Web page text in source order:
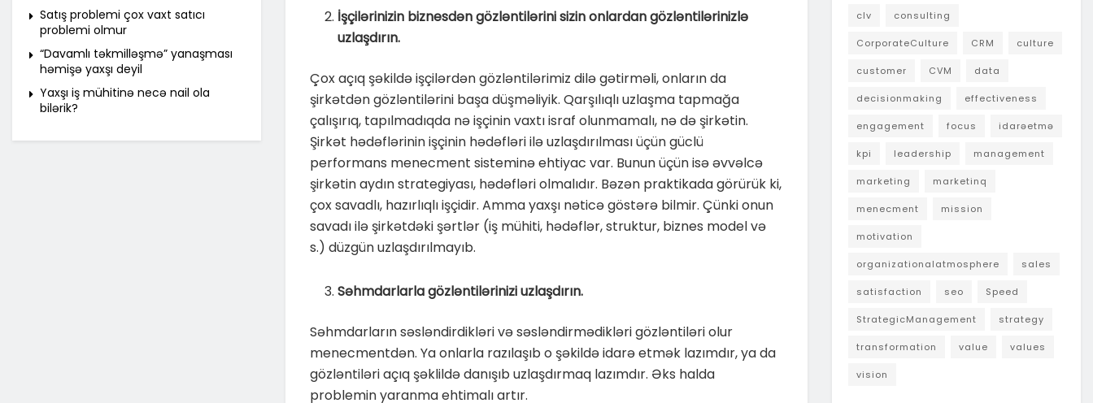
İşçilərinizin biznesdən gözləntilərini sizin onlardan gözləntilərinizlə
uzlaşdırın.
Çox açıq şəkildə işçilərdən gözləntilərimiz dilə gətirməli, onların da
şirkətdən gözləntilərini başa düşməliyik. Qarşılıqlı uzlaşma tapmağa
çalışırıq, tapılmadıqda nə işçinin vaxtı israf olunmamalı, nə də şirkətin.
Şirkət hədəflərinin işçinin hədəfləri ilə uzlaşdırılması üçün güclü
performans menecment sisteminə ehtiyac var. Bunun üçün isə əvvəlcə
şirkətin aydın strategiyası, hədəfləri olmalıdır. Bəzən praktikada görürük ki,
çox savadlı, hazırlıqlı işçidir. Amma yaxşı nəticə göstərə bilmir. Çünki onun
savadı ilə şirkətdəki şərtlər (iş mühiti, hədəflər, struktur, biznes model və
s.) düzgün uzlaşdırılmayıb.
Səhmdarlarla gözləntilərinizi uzlaşdırın.
Səhmdarların səsləndirdikləri və səsləndirmədikləri gözləntiləri olur
menecmentdən. Ya onlarla razılaşıb o şəkildə idarə etmək lazımdır, ya da
gözləntiləri açıq şəklildə danışıb uzlaşdırmaq lazımdır. Əks halda
problemin yaranma ehtimalı artır.
Satış problemi çox vaxt satıcı
problemi olmur
“Davamlı təkmilləşmə” yanaşması
həmişə yaxşı deyil
Yaxşı iş mühitinə necə nail ola
bilərik?
clv consulting
CorporateCulture CRM culture
customer CVM data
decisionmaking effectiveness
engagement focus idarəetmə
kpi leadership management
marketing marketinq
menecment mission
motivation
organizationalatmosphere sales
satisfaction seo Speed
StrategicManagement strategy
transformation value values
vision